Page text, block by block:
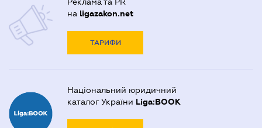
на ligazakon.net
ТАРИФИ
Національний юридичний
каталог України Liga:BOOK